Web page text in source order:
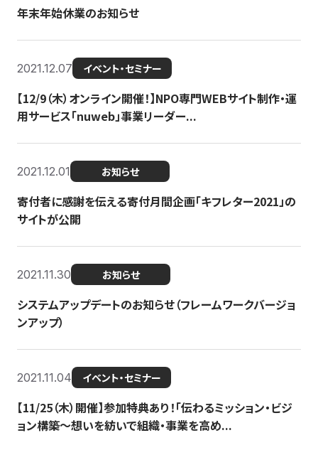
年末年始休業のお知らせ
2021.12.07 イベント・セミナー
【12/9（木）オンライン開催！】NPO専門WEBサイト制作・運
用サービス「nuweb」事業リーダー...
2021.12.01 お知らせ
寄付者に感謝を伝える寄付月間企画「キフレター2021」の
サイトが公開
2021.11.30 お知らせ
システムアップデートのお知らせ（フレームワークバージョ
ンアップ）
2021.11.04 イベント・セミナー
【11/25（木）開催】参加特典あり！「伝わるミッション・ビジ
ョン構築〜想いを紡いで組織・事業を高め...